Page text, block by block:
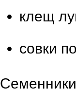
клещ
совки